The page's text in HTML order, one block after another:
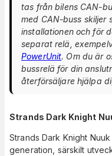
tas från bilens CAN-
med CAN-buss skiljer
installationen och för
separat relä,
PowerUnit. Om du är
bussrelä för din
återförsäljare hjälpa
Strands Dark Knight
Strands Dark Knight
generation, särskilt